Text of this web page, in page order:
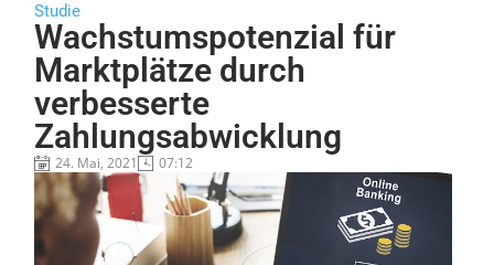
Studie
Wachstumspotenzial für
Marktplätze durch
verbesserte
Zahlungsabwicklung
24. Mai, 2021 07:12